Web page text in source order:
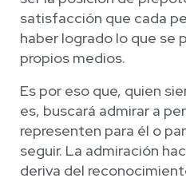
satisfacción que cada
haber logrado lo que se
propios medios.
Es por eso que, quien
es, buscará admirar a
representen para él o
seguir. La admiración
deriva del